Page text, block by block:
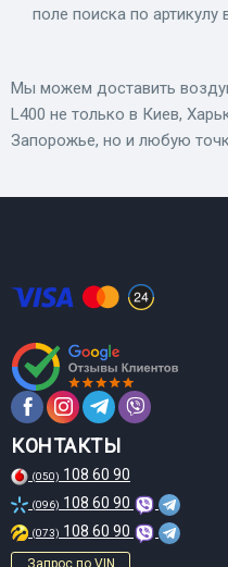
поле поиска по артикулу
Мы можем доставить
L400 не только в Киев,
Запорожье, но и любую
КОНТАКТЫ
(050) 108 60 90
(096) 108 60 90
(073) 108 60 90
Запрос по VIN